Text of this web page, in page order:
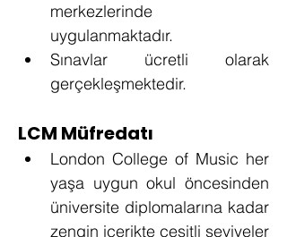
merkezlerinde
uygulanmaktadır.
Sınavlar ücretli olarak
gerçekleşmektedir.
LCM Müfredatı
London College of Music her
yaşa uygun okul öncesinden
üniversite diplomalarına kadar
zengin içerikte çeşitli seviyeler